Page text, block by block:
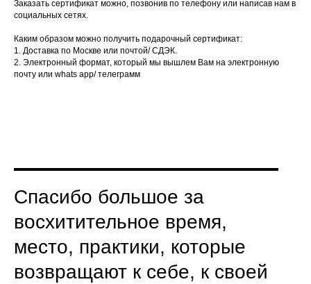
Заказать сертификат можно, позвонив по телефону или написав нам в
социальных сетях.
Каким образом можно получить подарочный сертификат:
1. Доставка по Москве или почтой/ СДЭК.
2. Электронный формат, который мы вышлем Вам на электронную
почту или whats app/ телеграмм
Спасибо большое за
восхитительное время,
место, практики, которые
возвращают к себе, к своей